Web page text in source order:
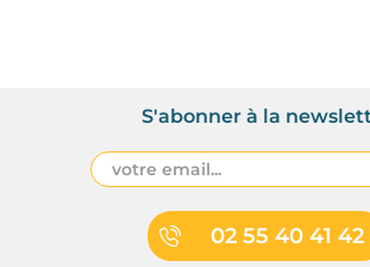
02 55 40 41 42
S'abonner à la